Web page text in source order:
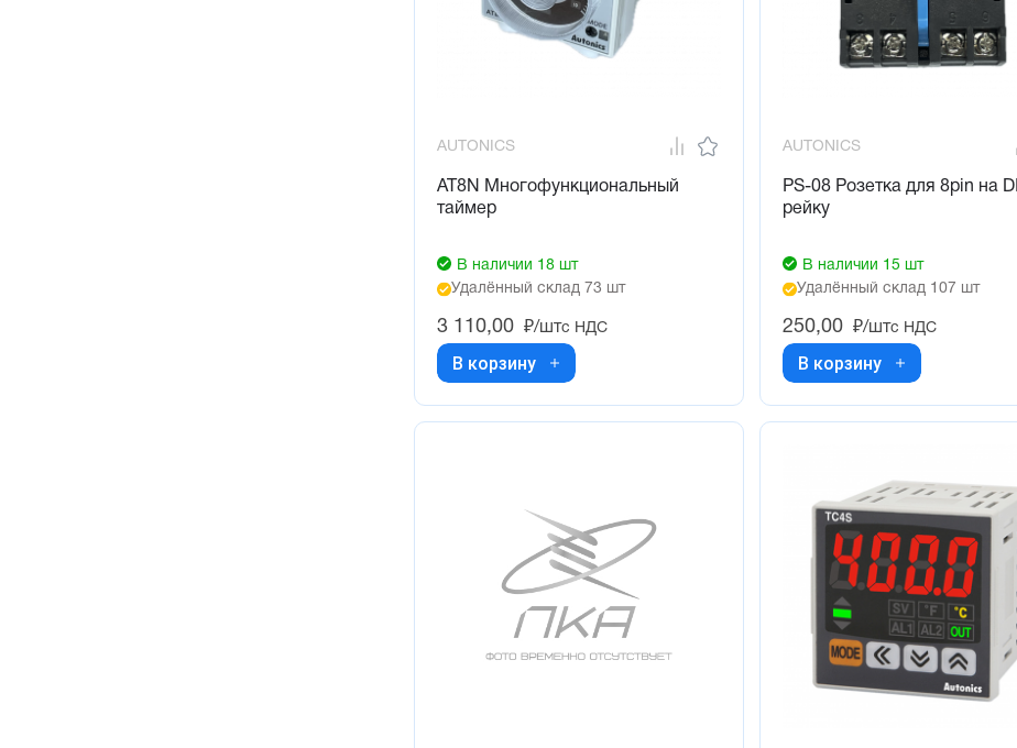
AUTONICS
AT8N Многофункциональный
таймер
В наличии 18 шт
Удалённый склад 73 шт
3 110,00 ₽/штс НДС
В корзину
AUTONICS
PS-08 Розетка для 8pin на
рейку
В наличии 15 шт
Удалённый склад 107 шт
250,00 ₽/штс НДС
В корзину